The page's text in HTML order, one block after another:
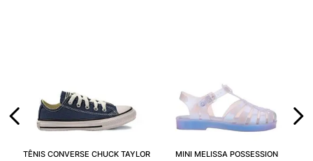
TÊNIS CONVERSE CHUCK TAYLOR MINI MELISSA POSSESSION